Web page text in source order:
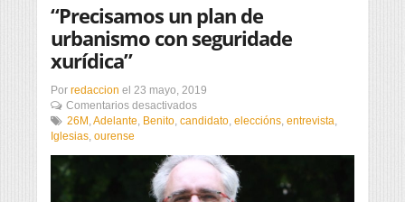
“Precisamos un plan de
urbanismo con seguridade
xurídica”
Por redaccion el 23 mayo, 2019
Comentarios desactivadosen
“Precisamos
de
urbanismo
con
26M ,Adelante, Benito, candidato, eleccións, entrevista,
Iglesias, ourense